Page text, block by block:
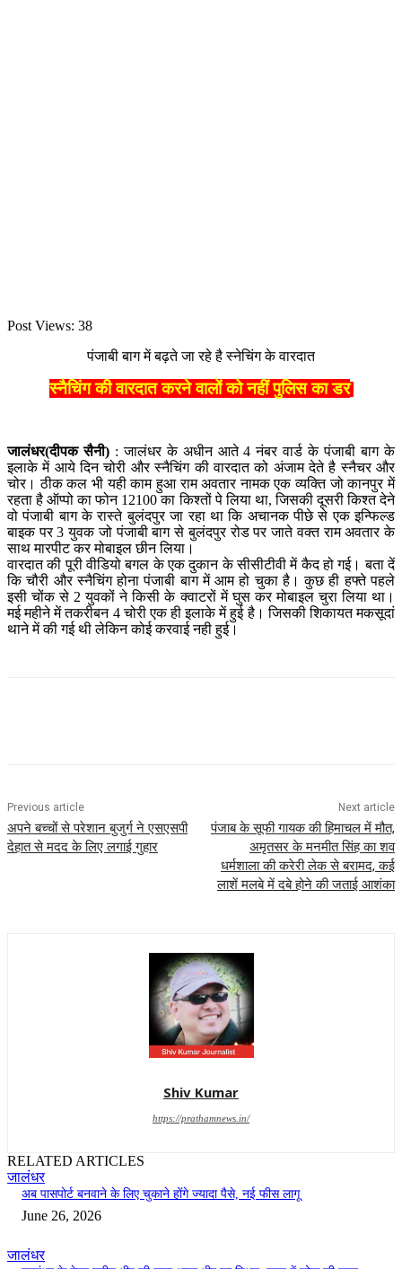
Post Views: 38
पंजाबी बाग में बढ़ते जा रहे है स्नेचिंग के वारदात
स्नैचिंग की वारदात करने वालों को नहीं पुलिस का डर
जालंधर(दीपक सैनी): जालंधर के अधीन आते 4 नंबर वार्ड के पंजाबी बाग के
इलाके में आये दिन चोरी और स्नैचिंग की वारदात को अंजाम देते है स्नैचर और
चोर। ठीक कल भी यही काम हुआ राम अवतार नामक एक व्यक्ति जो कानपुर में
रहता है ऑप्पो का फोन 12100 का किश्तों पे लिया था, जिसकी दूसरी किश्त देने
वो पंजाबी बाग के रास्ते बुलंदपुर जा रहा था कि अचानक पीछे से एक इन्फिल्ड
बाइक पर 3 युवक जो पंजाबी बाग से बुलंदपुर रोड पर जाते वक्त राम अवतार के
साथ मारपीट कर मोबाइल छीन लिया।
वारदात की पूरी वीडियो बगल के एक दुकान के सीसीटीवी में कैद हो गई। बता दें
कि चौरी और स्नैचिंग होना पंजाबी बाग में आम हो चुका है। कुछ ही हफ्ते पहले
इसी चोंक से 2 युवकों ने किसी के क्वाटरों में घुस कर मोबाइल चुरा लिया था।
मई महीने में तकरीबन 4 चोरी एक ही इलाके में हुई है। जिसकी शिकायत मकसूदां
थाने में की गई थी लेकिन कोई करवाई नही हुई।
Previous article
अपने बच्चों से परेशान बुजुर्ग ने एसएसपी
देहात से मदद के लिए लगाई गुहार
Next article
पंजाब के सूफी गायक की हिमाचल में मौत,
अमृतसर के मनमीत सिंह का शव
धर्मशाला की करेरी लेक से बरामद, कई
लाशें मलबे में दबे होने की जताई आशंका
Shiv Kumar
https://prathamnews.in/
RELATED ARTICLES
जालंधर
अब पासपोर्ट बनवाने के लिए चुकाने होंगे ज्यादा पैसे, नई फीस लागू
June 26, 2026
जालंधर